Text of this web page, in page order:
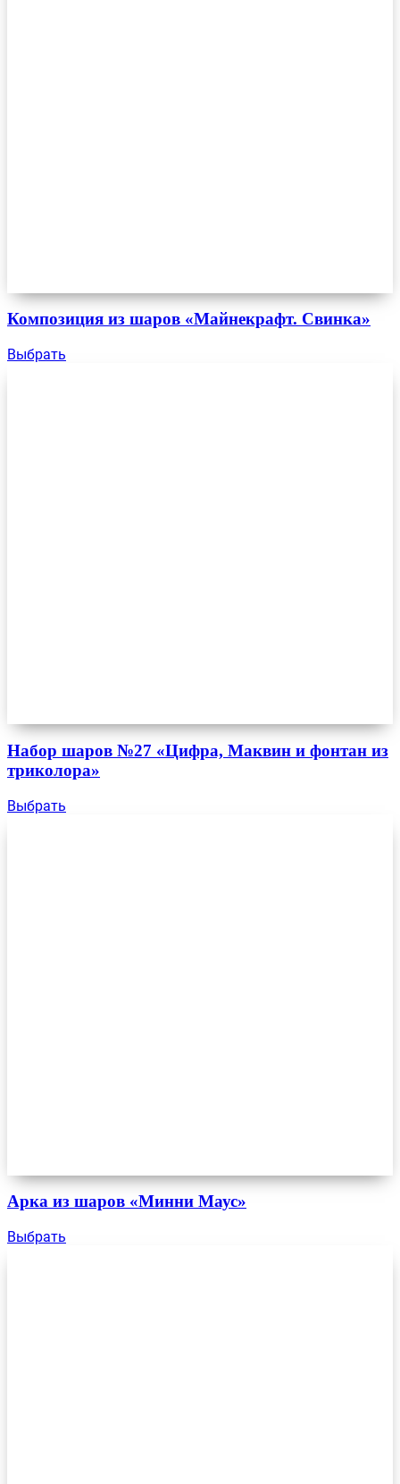
Композиция из шаров «Майнекрафт. Свинка»
Выбрать
Набор шаров №27 «Цифра, Маквин и фонтан из
триколора»
Выбрать
Арка из шаров «Минни Маус»
Выбрать